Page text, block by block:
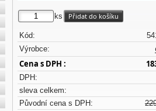
ks
Kód:
Výrobce:
Cena s DPH :
DPH:
sleva celkem:
Původní cena s DPH: